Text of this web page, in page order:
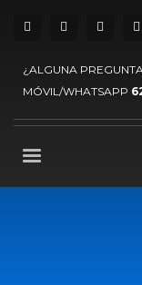
¿ALGUNA
MÓVIL/WHATSAPP